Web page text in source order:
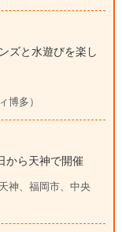
ズと水遊びを楽し
博多）
から天神で開催
神、福岡市、中央